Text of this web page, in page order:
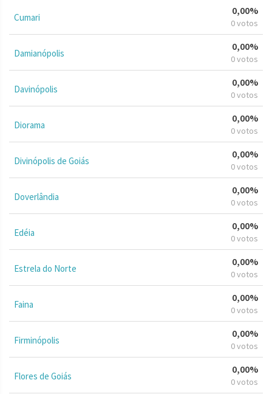
Cumari
0,00%
0 votos
Damianópolis
0,00%
0 votos
Davinópolis
0,00%
0 votos
Diorama
0,00%
0 votos
Divinópolis de Goiás
0,00%
0 votos
Doverlândia
0,00%
0 votos
Edéia
0,00%
0 votos
Estrela do Norte
0,00%
0 votos
Faina
0,00%
0 votos
Firminópolis
0,00%
0 votos
Flores de Goiás
0,00%
0 votos